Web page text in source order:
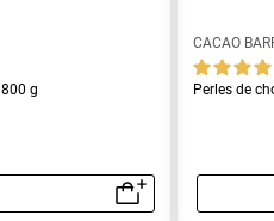
g
rapide
CACAO
Perles de